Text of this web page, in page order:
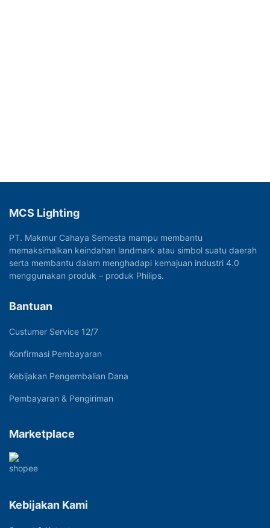
MCS Lighting
PT. Makmur Cahaya Semesta mampu membantu
memaksimalkan keindahan landmark atau simbol suatu daerah
serta membantu dalam menghadapi kemajuan industri 4.0
menggunakan produk – produk Philips.
Bantuan
Custumer Service 12/7
Konfirmasi Pembayaran
Kebijakan Pengembalian Dana
Pembayaran & Pengiriman
Marketplace
Kebijakan Kami